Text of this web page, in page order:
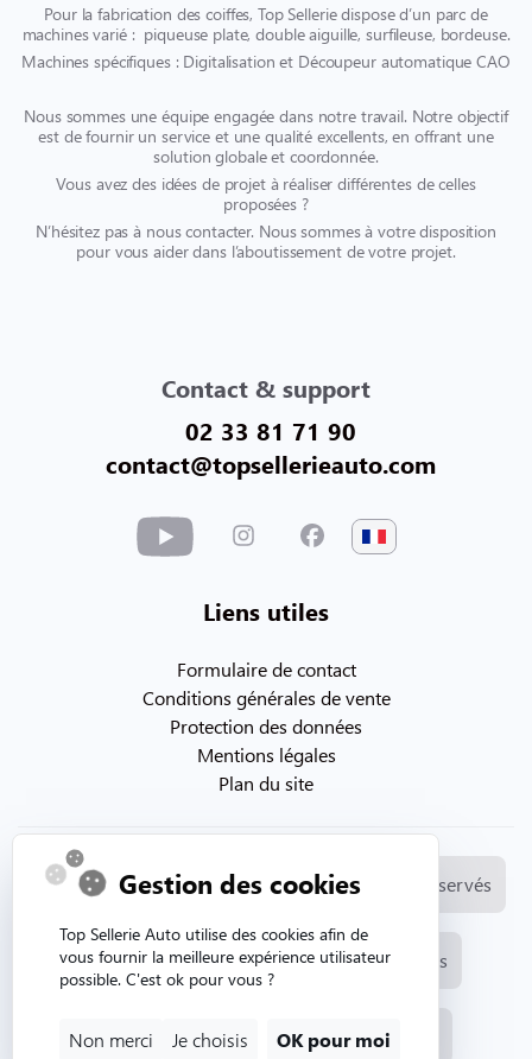
Pour la fabrication des coiffes, Top Sellerie dispose d’un parc de
machines varié : piqueuse plate, double aiguille, surfileuse, bordeuse.
Machines spécifiques : Digitalisation et Découpeur automatique CAO
Nous sommes une équipe engagée dans notre travail. Notre objectif
est de fournir un service et une qualité excellents, en offrant une
solution globale et coordonnée.
Vous avez des idées de projet à réaliser différentes de celles
proposées ?
N’hésitez pas à nous contacter. Nous sommes à votre disposition
pour vous aider dans l’aboutissement de votre projet.
Contact & support
02 33 81 71 90
contact@topsellerieauto.com
Liens utiles
Formulaire de contact
Conditions générales de vente
Protection des données
Mentions légales
Plan du site
© Copyright 2026. Topsellerieauto Tous droits réservés
Fabrication et vente de selleries automobiles
Site internet créé par l'agence web Aurion
Gestion des cookies
Top Sellerie Auto utilise des cookies afin de
vous fournir la meilleure expérience utilisateur
possible. C'est ok pour vous ?
Non merci Je choisis OK pour moi